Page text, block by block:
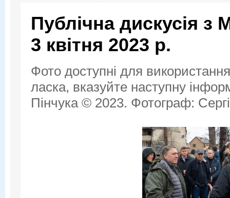
Публічна дискусія
3 квітня 2023 р.
Фото доступні для
ласка, вказуйте наступну
Пінчука © 2023. Фотограф: